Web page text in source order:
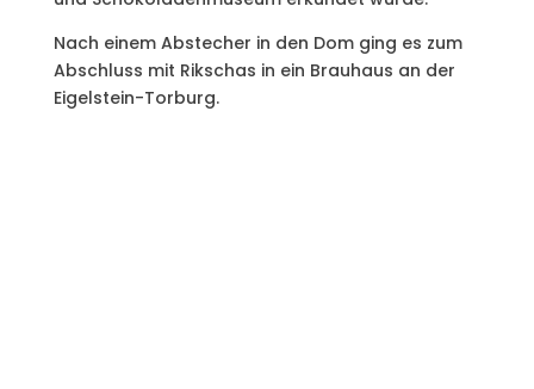
Nach einem Abstecher in den Dom ging es zum
Abschluss mit Rikschas in ein Brauhaus an der
Eigelstein-Torburg.